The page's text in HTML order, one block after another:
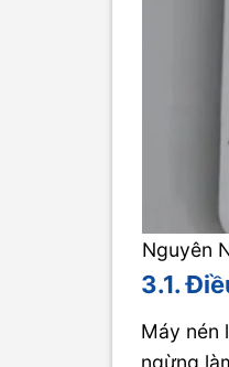
Nguyên
3.1.
Máy nén
ngừng